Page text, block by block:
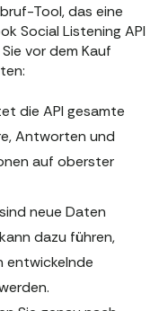
Tool, das eine
Social Listening API
vor dem Kauf
die API gesamte
Antworten und
auf oberster
neue Daten
dazu führen,
entwickelnde